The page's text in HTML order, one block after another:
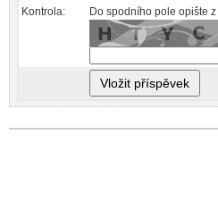
Kontrola: Do spodního pole opište